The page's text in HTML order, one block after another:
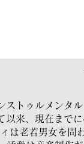
トゥルメンタル
来、現在まで
は老若男女を問